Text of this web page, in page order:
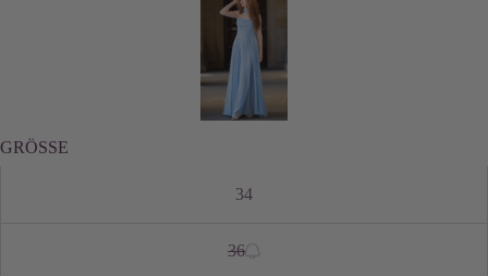
GRÖSSE
34
36